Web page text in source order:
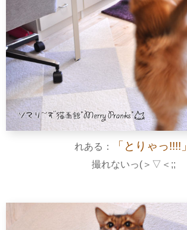
れある： 「とりゃっ!!!!」
撮れないっ(＞▽＜;;